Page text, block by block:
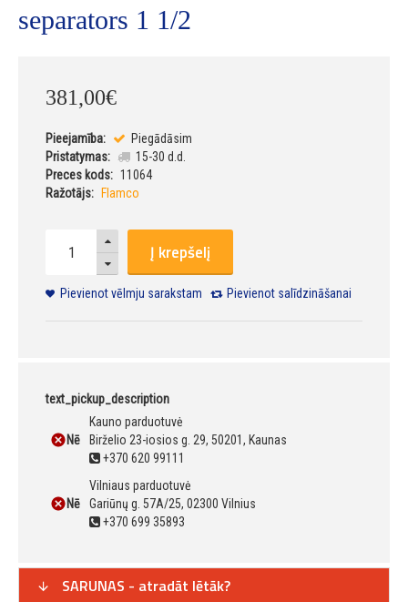
separators 1 1/2
381,00€
Pieejamība:
Piegādāsim
Pristatymas:
15-30 d.d.
Preces kods: 11064
Ražotājs:
Flamco
Į krepšelį
Pievienot vēlmju sarakstam Pievienot salīdzināšanai
text_pickup_description
Nē
Kauno parduotuvė
Birželio 23-iosios g. 29, 50201, Kaunas
+370 620 99111
Nē
Vilniaus parduotuvė
Gariūnų g. 57A/25, 02300 Vilnius
+370 699 35893
SARUNAS - atradāt lētāk?